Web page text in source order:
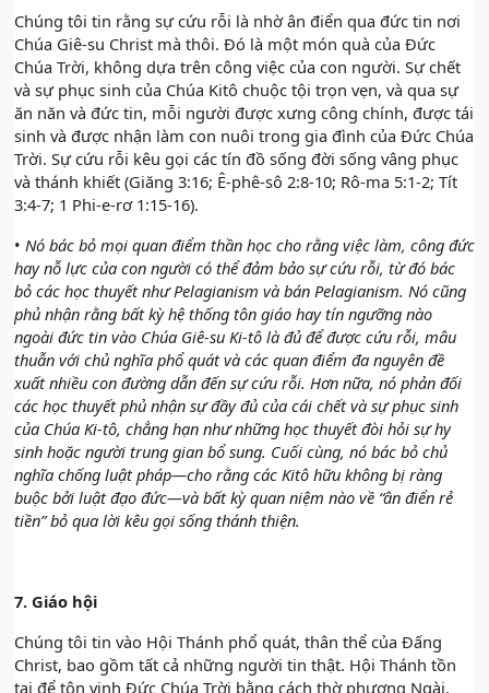
Chúng tôi tin rằng sự cứu rỗi là nhờ ân điển qua đức tin nơi
Chúa Giê-su Christ mà thôi. Đó là một món quà của Đức
Chúa Trời, không dựa trên công việc của con người. Sự chết
và sự phục sinh của Chúa Kitô chuộc tội trọn vẹn, và qua sự
ăn năn và đức tin, mỗi người được xưng công chính, được tái
sinh và được nhận làm con nuôi trong gia đình của Đức Chúa
Trời. Sự cứu rỗi kêu gọi các tín đồ sống đời sống vâng phục
và thánh khiết (Giăng 3:16; Ê-phê-sô 2:8-10; Rô-ma 5:1-2; Tít
3:4-7; 1 Phi-e-rơ 1:15-16).
• Nó bác bỏ mọi quan điểm thần học cho rằng việc làm, công đức
hay nỗ lực của con người có thể đảm bảo sự cứu rỗi, từ đó bác
bỏ các học thuyết như Pelagianism và bán Pelagianism. Nó cũng
phủ nhận rằng bất kỳ hệ thống tôn giáo hay tín ngưỡng nào
ngoài đức tin vào Chúa Giê-su Ki-tô là đủ để được cứu rỗi, mâu
thuẫn với chủ nghĩa phổ quát và các quan điểm đa nguyên đề
xuất nhiều con đường dẫn đến sự cứu rỗi. Hơn nữa, nó phản đối
các học thuyết phủ nhận sự đầy đủ của cái chết và sự phục sinh
của Chúa Ki-tô, chẳng hạn như những học thuyết đòi hỏi sự hy
sinh hoặc người trung gian bổ sung. Cuối cùng, nó bác bỏ chủ
nghĩa chống luật pháp—cho rằng các Kitô hữu không bị ràng
buộc bởi luật đạo đức—và bất kỳ quan niệm nào về “ân điển rẻ
tiền” bỏ qua lời kêu gọi sống thánh thiện.
7. Giáo hội
Chúng tôi tin vào Hội Thánh phổ quát, thân thể của Đấng
Christ, bao gồm tất cả những người tin thật. Hội Thánh tồn
tại để tôn vinh Đức Chúa Trời bằng cách thờ phượng Ngài,